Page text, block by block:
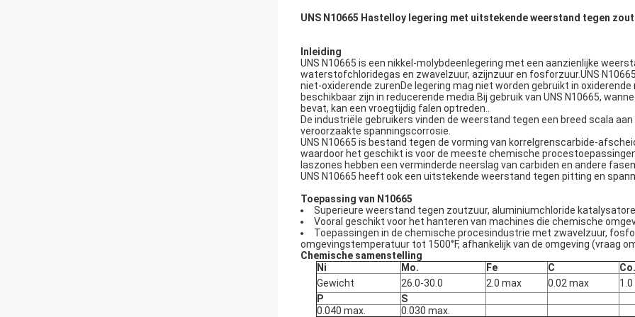
UNS N10665 Hastelloy legering met uitstekende weerstand tegen
Inleiding
UNS N10665 is een nikkel-molybdeenlegering met een aanzienlijke
waterstofchloridegas en zwavelzuur, azijnzuur en fosforzuur.UNS
niet-oxiderende zurenDe legering mag niet worden gebruikt in
beschikbaar zijn in reducerende media.Bij gebruik van UNS N10665,
bevat, kan een vroegtijdig falen optreden..
De industriële gebruikers vinden de weerstand tegen een breed scala
veroorzaakte spanningscorrosie.
UNS N10665 is bestand tegen de vorming van korrelgrenscarbide-
waardoor het geschikt is voor de meeste chemische
laszones hebben een verminderde neerslag van carbiden en andere
UNS N10665 heeft ook een uitstekende weerstand tegen pitting en
Toepassing van N10665
Superieure weerstand tegen zoutzuur, aluminiumchloride
Vooral geschikt voor het hanteren van machines die chemische
Toepassingen in de chemische procesindustrie met zwavelzuur,
omgevingstemperatuur tot 1500°F, afhankelijk van de omgeving (vraag
Chemische samenstelling
Ni
Mo. Fe C Co.
Gewicht
26.0-30.0 2.0 max 0.02 max
P
S
0.040 max.
0.030 max.